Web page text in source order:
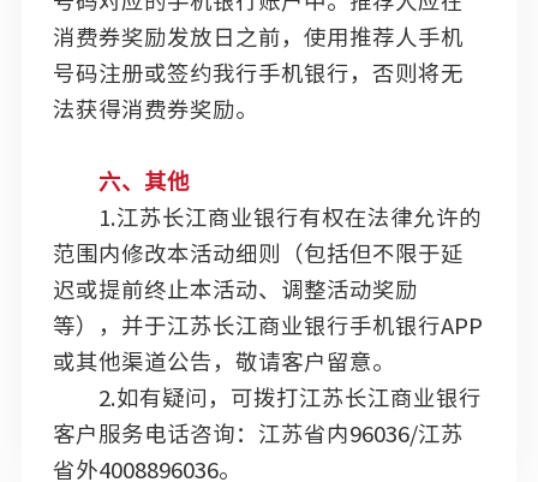
消费券奖励发放日之前，使用推荐人手机
号码注册或签约我行手机银行，否则将无
法获得消费券奖励。
六、其他
1.江苏长江商业银行有权在法律允许的
范围内修改本活动细则（包括但不限于延
迟或提前终止本活动、调整活动奖励
等），并于江苏长江商业银行手机银行APP
或其他渠道公告，敬请客户留意。
2.如有疑问，可拨打江苏长江商业银行
客户服务电话咨询：江苏省内96036/江苏
省外4008896036。